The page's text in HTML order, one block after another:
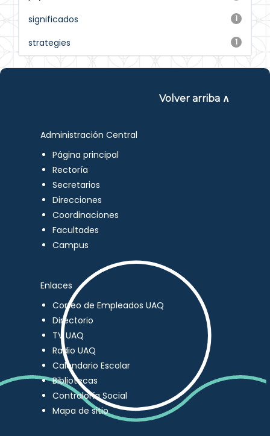
1
significados
1
strategies
Volver arriba ∧
Administración Central
Página principal
Rectoría
Secretarios
Direcciones
Coordinaciones
Facultades
Campus
Enlaces
Correo de Empleados UAQ
Directorio
TV UAQ
Radio UAQ
Calendario Escolar
Bibliotecas
Contraloría Social
Mapa de sitio